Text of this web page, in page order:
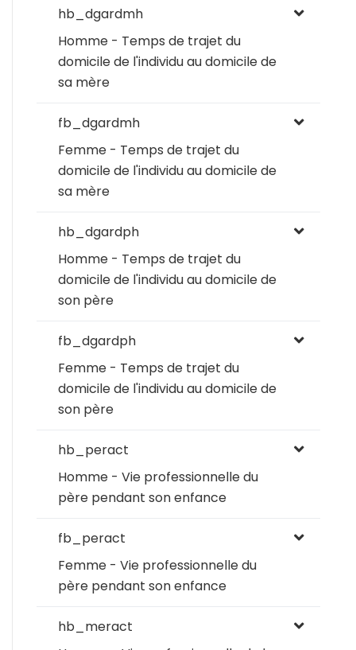
hb_dgardmh
Homme - Temps de trajet du
domicile de l'individu au domicile de
sa mère
fb_dgardmh
Femme - Temps de trajet du
domicile de l'individu au domicile de
sa mère
hb_dgardph
Homme - Temps de trajet du
domicile de l'individu au domicile de
son père
fb_dgardph
Femme - Temps de trajet du
domicile de l'individu au domicile de
son père
hb_peract
Homme - Vie professionnelle du
père pendant son enfance
fb_peract
Femme - Vie professionnelle du
père pendant son enfance
hb_meract